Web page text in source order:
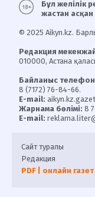
Бұл желілік
жастан
© 2025 Aikyn.kz.
Редакция
010000, Астана
Байланыс
8 (7172) 76-84-66.
E-mail:
Жарнама бөлімі: 8
E-mail:
Сайт туралы
Редакция
PDF | онлайн газет